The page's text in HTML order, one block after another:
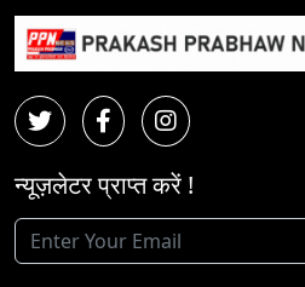
न्यूज़लेटर प्राप्त करें !